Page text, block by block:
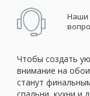
Наши
Чтобы создать
внимание на
станут